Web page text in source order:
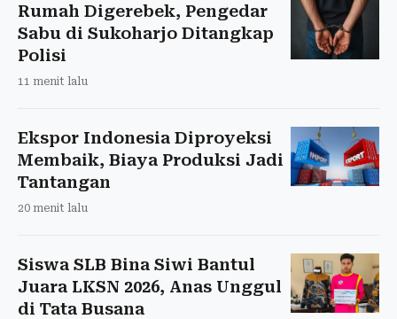
Rumah Digerebek, Pengedar
Sabu di Sukoharjo Ditangkap
Polisi
11 menit lalu
Ekspor Indonesia Diproyeksi
Membaik, Biaya Produksi Jadi
Tantangan
20 menit lalu
Siswa SLB Bina Siwi Bantul
Juara LKSN 2026, Anas Unggul
di Tata Busana